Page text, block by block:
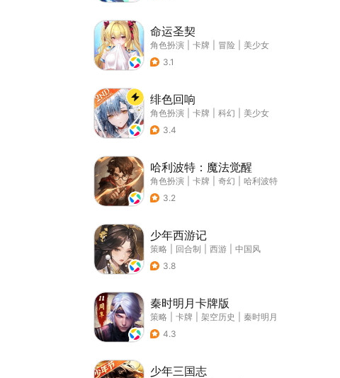
命运圣契
角色扮演 卡牌 冒险
美少女
3.1
绯色回响
角色扮演 卡牌 科幻
美少女
3.4
哈利波特：魔法觉醒
角色扮演 卡牌 奇幻
哈利波特
3.2
少年西游记
策略 回合制 西游
中国风
3.8
秦时明月卡牌版
策略 卡牌 架空历史
秦时明月
4.3
少年三国志